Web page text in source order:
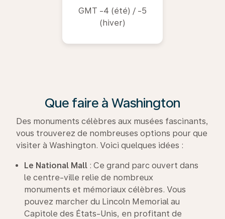
GMT -4 (été) / -5
(hiver)
Que faire à Washington
Des monuments célèbres aux musées fascinants,
vous trouverez de nombreuses options pour que
visiter à Washington. Voici quelques idées :
Le National Mall : Ce grand parc ouvert dans
le centre-ville relie de nombreux
monuments et mémoriaux célèbres. Vous
pouvez marcher du Lincoln Memorial au
Capitole des États-Unis, en profitant de